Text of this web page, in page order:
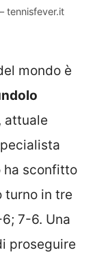
tennisfever.it
mondo è
attuale
ha sconfitto
turno in tre
7-6. Una
proseguire